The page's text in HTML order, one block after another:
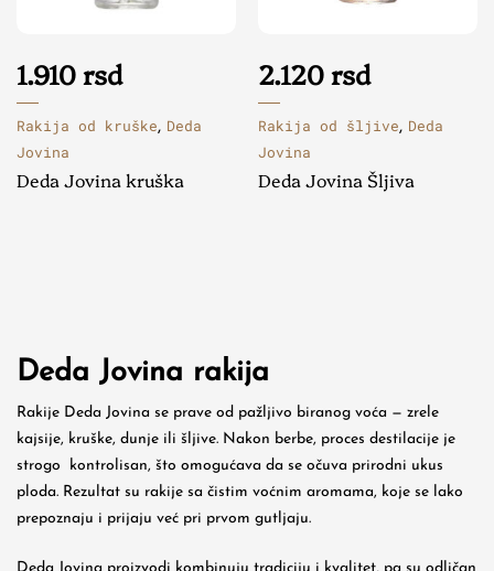
1.910rsd
Rakija od kruške, Deda
Jovina
Deda Jovina kruška
2.120rsd
Rakija od šljive, Deda
Jovina
Deda Jovina Šljiva
Deda Jovina rakija
Rakije Deda Jovina se prave od pažljivo biranog voća — zrele
kajsije, kruške, dunje ili šljive. Nakon berbe, proces destilacije je
strogo kontrolisan, što omogućava da se očuva prirodni ukus
ploda. Rezultat su rakije sa čistim voćnim aromama, koje se lako
prepoznaju i prijaju već pri prvom gutljaju.